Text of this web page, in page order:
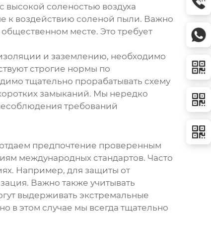
соленостью воздуха
к воздействию соленой пыли. Важно
месте. Это требует
и заземлению, необходимо
строгие нормы по
тщательно прорабатывать схему
замыканий. Мы нередко
требований
предпочтение проверенным
международных стандартов. Часто
Например, для защиты от
Важно также учитывать
выдерживать экстремальные
в этом случае мы всегда тщательно